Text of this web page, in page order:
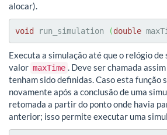
alocar).
void run_simulation (double
Executa a simulação até que o relógio
valor maxTime . Deve ser chamada
tenham sido definidas. Caso esta função
novamente após a conclusão de uma
retomada a partir do ponto onde havia
anterior; isso permite executar uma